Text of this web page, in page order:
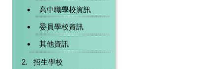
高中職學校資訊
委員學校資訊
其他資訊
招生學校